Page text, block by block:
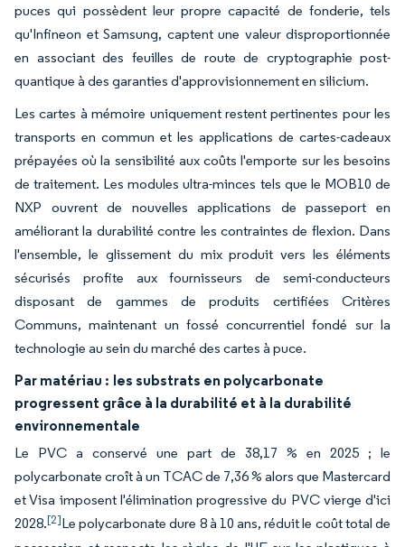
puces qui possèdent leur propre capacité de fonderie, tels
qu'Infineon et Samsung, captent une valeur disproportionnée
en associant des feuilles de route de cryptographie post-
quantique à des garanties d'approvisionnement en silicium.
Les cartes à mémoire uniquement restent pertinentes pour les
transports en commun et les applications de cartes-cadeaux
prépayées où la sensibilité aux coûts l'emporte sur les besoins
de traitement. Les modules ultra-minces tels que le MOB10 de
NXP ouvrent de nouvelles applications de passeport en
améliorant la durabilité contre les contraintes de flexion. Dans
l'ensemble, le glissement du mix produit vers les éléments
sécurisés profite aux fournisseurs de semi-conducteurs
disposant de gammes de produits certifiées Critères
Communs, maintenant un fossé concurrentiel fondé sur la
technologie au sein du marché des cartes à puce.
Par matériau : les substrats en polycarbonate
progressent grâce à la durabilité et à la durabilité
environnementale
Le PVC a conservé une part de 38,17 % en 2025 ; le
polycarbonate croît à un TCAC de 7,36 % alors que Mastercard
et Visa imposent l'élimination progressive du PVC vierge d'ici
2028.[2]Le polycarbonate dure 8 à 10 ans, réduit le coût total de